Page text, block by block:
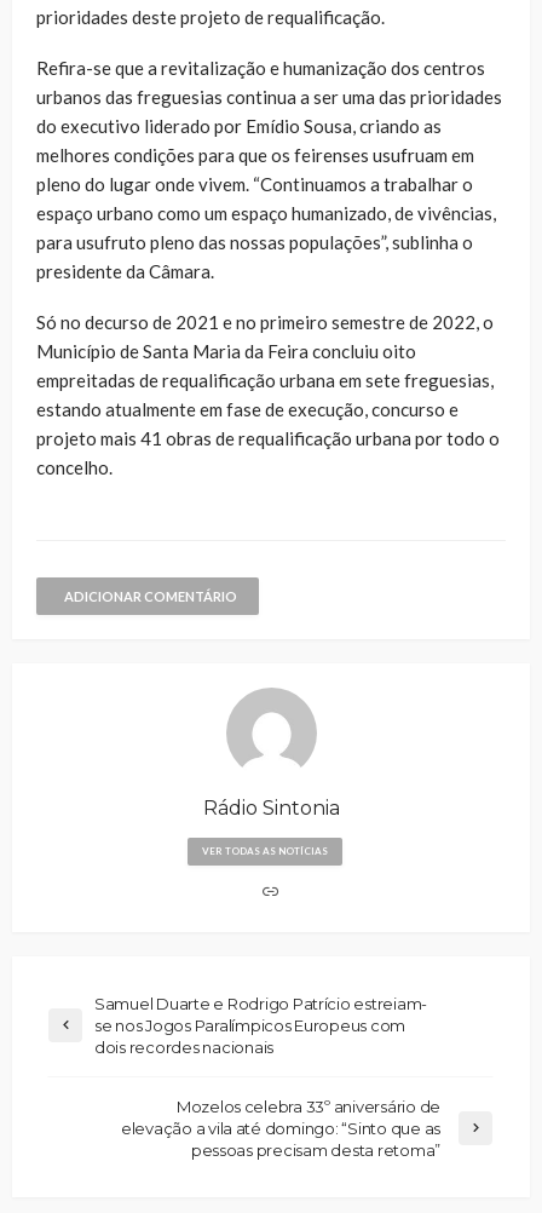
prioridades deste projeto de requalificação.
Refira-se que a revitalização e humanização dos centros
urbanos das freguesias continua a ser uma das prioridades
do executivo liderado por Emídio Sousa, criando as
melhores condições para que os feirenses usufruam em
pleno do lugar onde vivem. “Continuamos a trabalhar o
espaço urbano como um espaço humanizado, de vivências,
para usufruto pleno das nossas populações”, sublinha o
presidente da Câmara.
Só no decurso de 2021 e no primeiro semestre de 2022, o
Município de Santa Maria da Feira concluiu oito
empreitadas de requalificação urbana em sete freguesias,
estando atualmente em fase de execução, concurso e
projeto mais 41 obras de requalificação urbana por todo o
concelho.
ADICIONAR COMENTÁRIO
Rádio Sintonia
VER TODAS AS NOTÍCIAS
Samuel Duarte e Rodrigo Patrício estreiam-
se nos Jogos Paralímpicos Europeus com
dois recordes nacionais
Mozelos celebra 33º aniversário de
elevação a vila até domingo: “Sinto que as
pessoas precisam desta retoma”